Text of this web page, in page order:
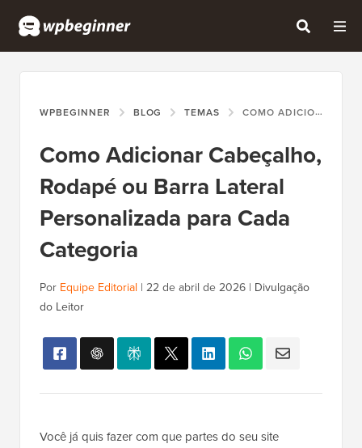
WPBEGINNER BLOG TEMAS COMO ADICIONAR CABEÇALHO, RODAPÉ OU BARRA LATERAL PERSONALIZADA PARA CADA CATEGORIA
Como Adicionar Cabeçalho,
Rodapé ou Barra Lateral
Personalizada para Cada
Categoria
Por Equipe Editorial | 22 de abril de 2026 | Divulgação
do Leitor
Você já quis fazer com que partes do seu site